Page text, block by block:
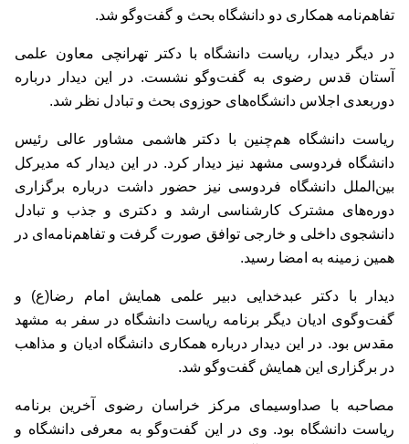
تفاهم‌نامه همکاری دو دانشگاه بحث و گفت‌وگو شد.
در دیگر دیدار،‌ ریاست دانشگاه با دکتر تهرانچی معاون علمی
آستان قدس رضوی به گفت‌وگو نشست. در این دیدار درباره
دوربعدی اجلاس دانشگاه‌های حوزوی بحث و تبادل نظر شد.
ریاست دانشگاه هم‌چنین با دکتر هاشمی مشاور عالی رئیس
دانشگاه فردوسی مشهد نیز دیدار کرد. در این دیدار که مدیرکل
بین‌الملل دانشگاه فردوسی نیز حضور داشت درباره برگزاری
دوره‌های مشترک کارشناسی ارشد و دکتری و جذب و تبادل
دانشجوی داخلی و خارجی توافق صورت گرفت و تفاهم‌نامه‌ای در
همین زمینه به امضا رسید.
دیدار با دکتر عبدخدایی دبیر علمی همایش امام رضا(ع) ‌و
گفت‌وگوی ادیان دیگر برنامه ریاست دانشگاه در سفر به مشهد
مقدس بود. در این دیدار درباره همکاری دانشگاه ادیان و مذاهب
در برگزاری این همایش گفت‌وگو شد.
مصاحبه با صداوسیمای مرکز خراسان رضوی آخرین برنامه
ریاست دانشگاه بود. وی در این گفت‌وگو به معرفی دانشگاه و